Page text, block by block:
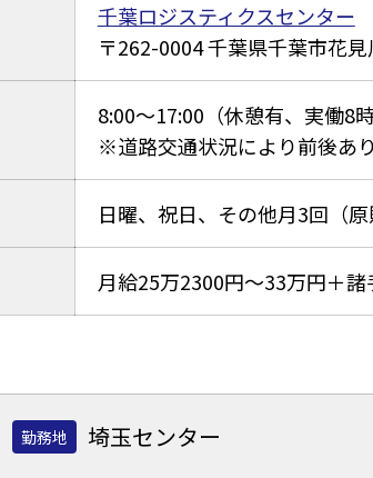
千葉ロジスティクスセンター
262-0004千葉県千葉市花
8:00～17:00（休憩有、実働8時
※道路交通状況により前後あり
日曜、祝日、その他月3回（
月給25万2300円～33万円＋諸
勤務地 埼玉センター